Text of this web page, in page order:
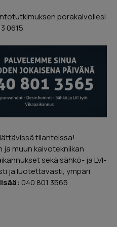
porakaivollesi
0615.
tilanteissa!
muun kaivotekniikan
sekä sähkö- ja LVI-
ja luotettavasti, ympäri
040 801 3565